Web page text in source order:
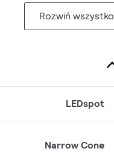
Rozwiń wszystko
LEDspot
Narrow Cone